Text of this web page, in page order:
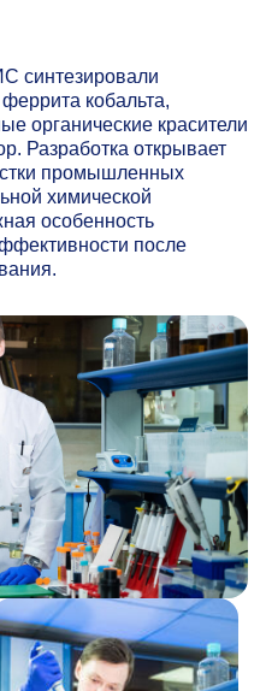
синтезировали
кобальта,
органические красители
Разработка открывает
промышленных
химической
особенность
после